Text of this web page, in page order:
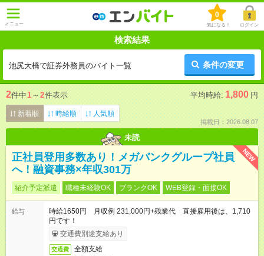
メニュー
0
気になる！ ログイン
検索結果
池尻大橋で証券外務員のバイト一覧 条件の変更
2件中1 ～ 2件表示 平均時給: 1,800 円
新着順 時給順 人気順
掲載日：2026.08.07
未読
NEW
正社員登用多数あり！メガバンクグループ社員
へ！融資事務×年収301万
紹介予定派遣 職種未経験OK ブランクOK WEB登録・面接OK
給与
時給1650円 月収例 231,000円+残業代 直接雇用後は、1,710
円です！
交通費別途支給あり
交通費 全額支給